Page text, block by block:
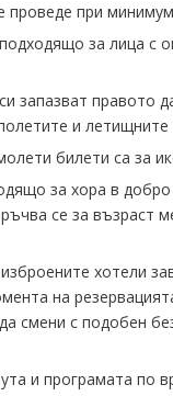
проведе при
за лица с
запазват правото
и летищните
билети са за
за хора в добро
се за възраст
хотели
на
смени с подобен
и програмата по